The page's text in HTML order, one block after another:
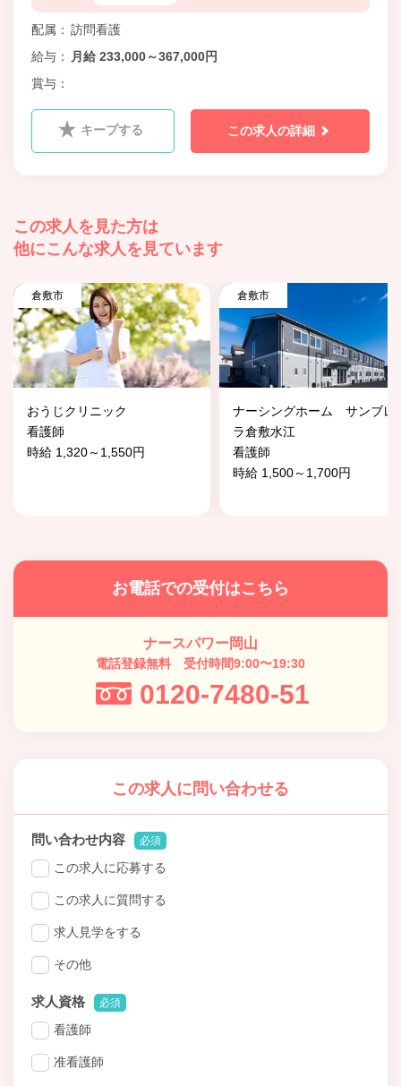
配属
訪問看護
給与
月給 233,000～367,000円
賞与
キープする この求人の詳細
この求人を見た方は
他にこんな求人を見ています
倉敷市
おうじクリニック
看護師
時給 1,320～1,550円
倉敷市
ナーシングホーム サンブレ
ラ倉敷水江
看護師
時給 1,500～1,700円
お電話での受付はこちら
ナースパワー岡山
電話登録無料 受付時間9:00〜19:30
0120-7480-51
この求人に問い合わせる
問い合わせ内容 必須
この求人に応募する
この求人に質問する
求人見学をする
その他
求人資格 必須
看護師
准看護師